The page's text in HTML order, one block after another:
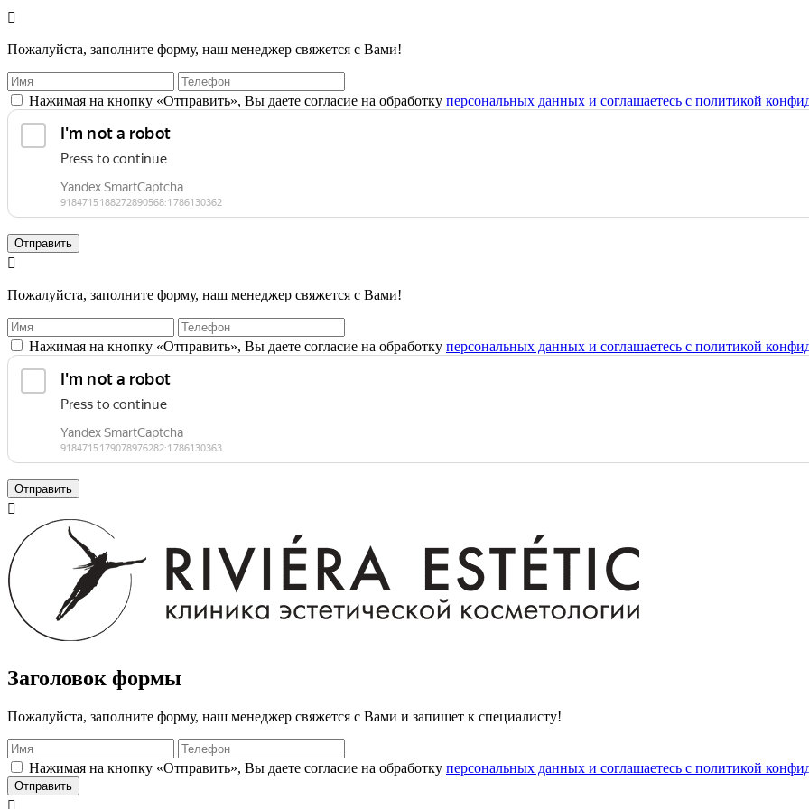

Пожалуйста, заполните форму, наш менеджер свяжется с Вами!
Нажимая на кнопку «Отправить», Вы даете согласие на обработку персональных данных и соглашаетесь с политикой
Отправить

Пожалуйста, заполните форму, наш менеджер свяжется с Вами!
Нажимая на кнопку «Отправить», Вы даете согласие на обработку персональных данных и соглашаетесь с политикой
Отправить

Заголовок формы
Пожалуйста, заполните форму, наш менеджер свяжется с Вами и запишет к специалисту!
Нажимая на кнопку «Отправить», Вы даете согласие на обработку персональных данных и соглашаетесь с политикой
Отправить
